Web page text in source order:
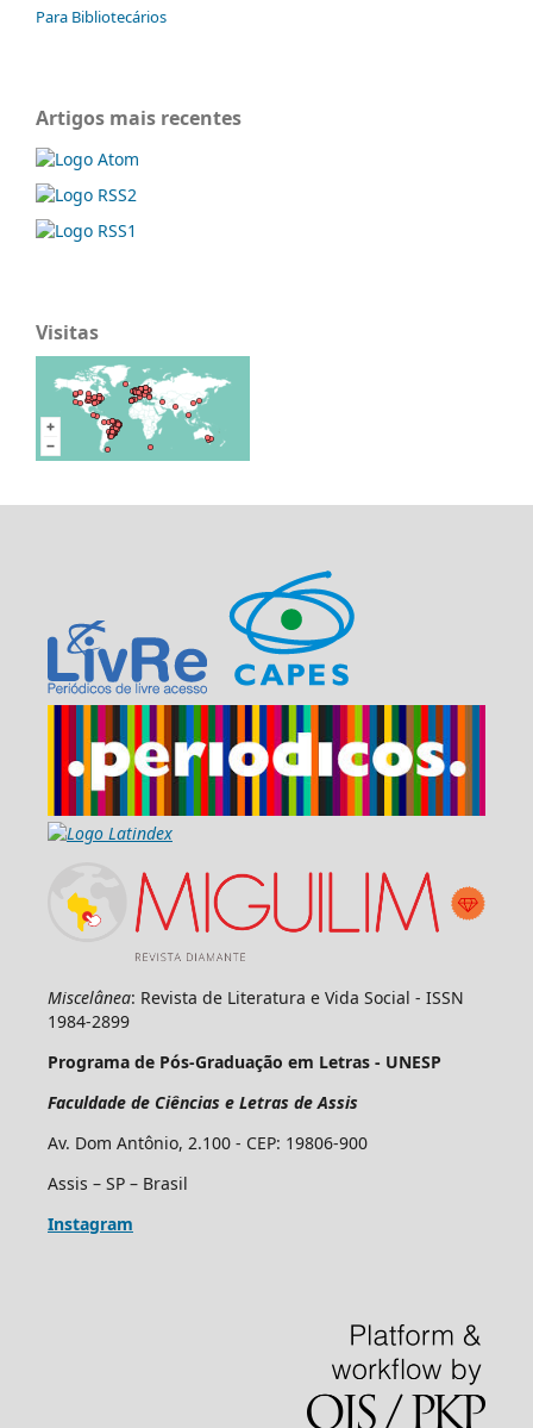
Para Bibliotecários
Artigos mais recentes
Visitas
Miscelânea: Revista de Literatura e Vida Social - ISSN
1984-2899
Programa de Pós-Graduação em Letras - UNESP
Faculdade de Ciências e Letras de Assis
Av. Dom Antônio, 2.100 - CEP: 19806-900
Assis – SP – Brasil
Instagram